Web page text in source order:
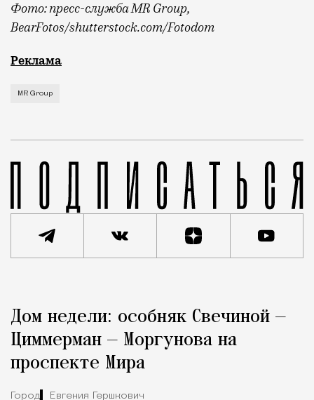
Фото: пресс-служба MR Group,
BearFotos/shutterstock.com/Fotodom
Квадратные метры, планировки, вид из
Реклама
MR Group
Город
Дом недели: особняк Свечиной —
Циммерман — Моргунова на
проспекте Мира
Город Евгения Гершкович